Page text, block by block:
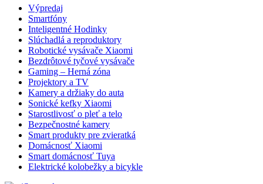
Výpredaj
Smartfóny
Inteligentné Hodinky
Slúchadlá a reproduktory
Robotické vysávače Xiaomi
Bezdrôtové tyčové vysávače
Gaming – Herná zóna
Projektory a TV
Kamery a držiaky do auta
Sonické kefky Xiaomi
Starostlivosť o pleť a telo
Bezpečnostné kamery
Smart produkty pre zvieratká
Domácnosť Xiaomi
Smart domácnosť Tuya
Elektrické kolobežky a bicykle